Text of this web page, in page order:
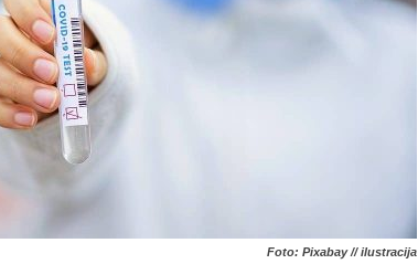
Foto: Pixabay // ilustracija